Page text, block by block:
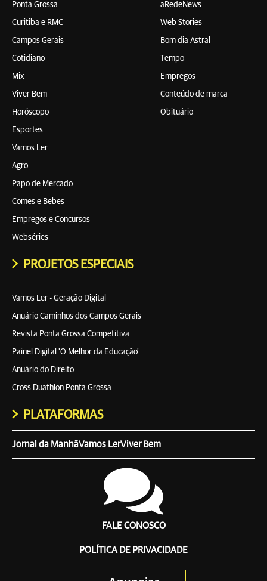
Ponta Grossa
Curitiba e RMC
Campos Gerais
Cotidiano
Mix
Viver Bem
Horóscopo
Esportes
Vamos Ler
Agro
Papo de Mercado
Comes e Bebes
Empregos e Concursos
Webséries
aRedeNews
Web Stories
Bom dia Astral
Tempo
Empregos
Conteúdo de marca
Obituário
PROJETOS ESPECIAIS
Vamos Ler - Geração Digital
Anuário Caminhos dos Campos Gerais
Revista Ponta Grossa Competitiva
Painel Digital 'O Melhor da Educação'
Anuário do Direito
Cross Duathlon Ponta Grossa
PLATAFORMAS
Jornal da ManhãVamos LerViver Bem
FALE CONOSCO
POLÍTICA DE PRIVACIDADE